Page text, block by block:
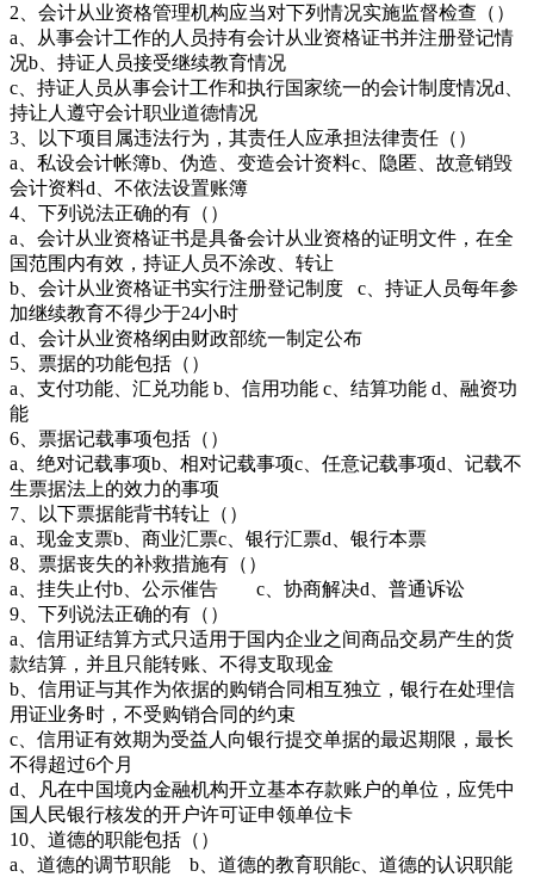
2、会计从业资格管理机构应当对下列情况实施监督检查（）
a、从事会计工作的人员持有会计从业资格证书并注册登记情
况b、持证人员接受继续教育情况
c、持证人员从事会计工作和执行国家统一的会计制度情况d、
持让人遵守会计职业道德情况
3、以下项目属违法行为，其责任人应承担法律责任（）
a、私设会计帐簿b、伪造、变造会计资料c、隐匿、故意销毁
会计资料d、不依法设置账簿
4、下列说法正确的有（）
a、会计从业资格证书是具备会计从业资格的证明文件，在全
国范围内有效，持证人员不涂改、转让
b、会计从业资格证书实行注册登记制度 c、持证人员每年参
加继续教育不得少于24小时
d、会计从业资格纲由财政部统一制定公布
5、票据的功能包括（）
a、支付功能、汇兑功能 b、信用功能 c、结算功能 d、融资功
能
6、票据记载事项包括（）
a、绝对记载事项b、相对记载事项c、任意记载事项d、记载不
生票据法上的效力的事项
7、以下票据能背书转让（）
a、现金支票b、商业汇票c、银行汇票d、银行本票
8、票据丧失的补救措施有（）
a、挂失止付b、公示催告 c、协商解决d、普通诉讼
9、下列说法正确的有（）
a、信用证结算方式只适用于国内企业之间商品交易产生的货
款结算，并且只能转账、不得支取现金
b、信用证与其作为依据的购销合同相互独立，银行在处理信
用证业务时，不受购销合同的约束
c、信用证有效期为受益人向银行提交单据的最迟期限，最长
不得超过6个月
d、凡在中国境内金融机构开立基本存款账户的单位，应凭中
国人民银行核发的开户许可证申领单位卡
10、道德的职能包括（）
a、道德的调节职能 b、道德的教育职能c、道德的认识职能